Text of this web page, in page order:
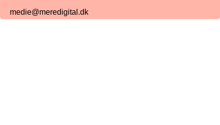
medie@meredigital.dk